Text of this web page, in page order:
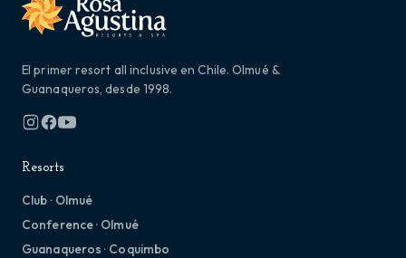
El primer resort all inclusive en Chile. Olmué &
Guanaqueros, desde 1998.
Resorts
Club · Olmué
Conference · Olmué
Guanaqueros · Coquimbo